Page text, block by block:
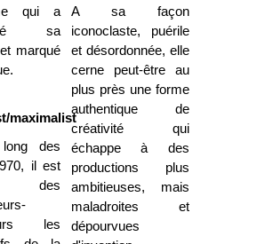
qui a
sa
marqué
maximalist
des
il est
des
les
A sa façon
iconoclaste, puérile
et désordonnée, elle
cerne peut-être au
plus près une forme
authentique de
créativité qui
échappe à des
productions plus
ambitieuses, mais
maladroites et
dépourvues